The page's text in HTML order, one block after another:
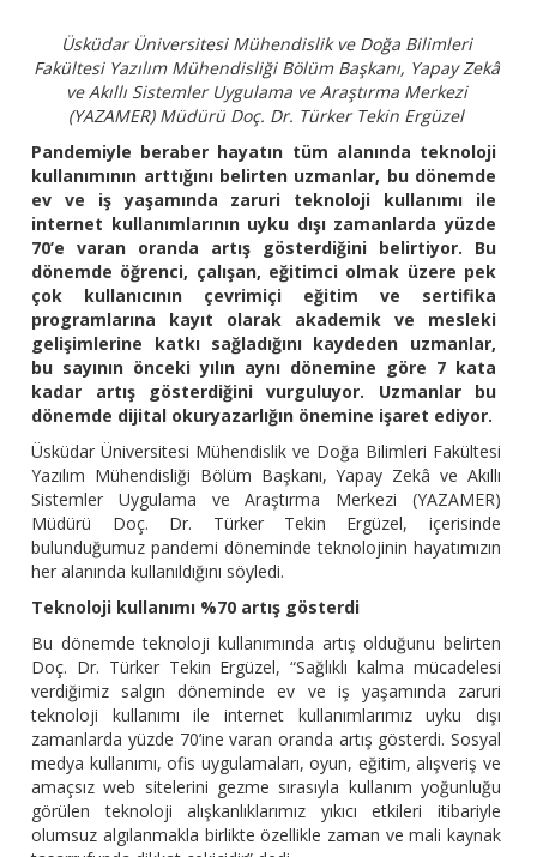
Üsküdar Üniversitesi Mühendislik ve Doğa Bilimleri
Fakültesi Yazılım Mühendisliği Bölüm Başkanı, Yapay Zekâ
ve Akıllı Sistemler Uygulama ve Araştırma Merkezi
(YAZAMER) Müdürü Doç. Dr. Türker Tekin Ergüzel
Pandemiyle beraber hayatın tüm alanında teknoloji
kullanımının arttığını belirten uzmanlar, bu dönemde
ev ve iş yaşamında zaruri teknoloji kullanımı ile
internet kullanımlarının uyku dışı zamanlarda yüzde
70’e varan oranda artış gösterdiğini belirtiyor. Bu
dönemde öğrenci, çalışan, eğitimci olmak üzere pek
çok kullanıcının çevrimiçi eğitim ve sertifika
programlarına kayıt olarak akademik ve mesleki
gelişimlerine katkı sağladığını kaydeden uzmanlar,
bu sayının önceki yılın aynı dönemine göre 7 kata
kadar artış gösterdiğini vurguluyor. Uzmanlar bu
dönemde dijital okuryazarlığın önemine işaret ediyor.
Üsküdar Üniversitesi Mühendislik ve Doğa Bilimleri Fakültesi
Yazılım Mühendisliği Bölüm Başkanı, Yapay Zekâ ve Akıllı
Sistemler Uygulama ve Araştırma Merkezi (YAZAMER)
Müdürü Doç. Dr. Türker Tekin Ergüzel, içerisinde
bulunduğumuz pandemi döneminde teknolojinin hayatımızın
her alanında kullanıldığını söyledi.
Teknoloji kullanımı %70 artış gösterdi
Bu dönemde teknoloji kullanımında artış olduğunu belirten
Doç. Dr. Türker Tekin Ergüzel, “Sağlıklı kalma mücadelesi
verdiğimiz salgın döneminde ev ve iş yaşamında zaruri
teknoloji kullanımı ile internet kullanımlarımız uyku dışı
zamanlarda yüzde 70’ine varan oranda artış gösterdi. Sosyal
medya kullanımı, ofis uygulamaları, oyun, eğitim, alışveriş ve
amaçsız web sitelerini gezme sırasıyla kullanım yoğunluğu
görülen teknoloji alışkanlıklarımız yıkıcı etkileri itibariyle
olumsuz algılanmakla birlikte özellikle zaman ve mali kaynak